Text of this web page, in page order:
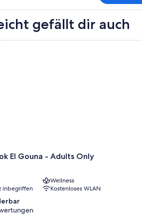
gefällt dir auch
El Gouna - Adults Only
Wellness
inbegriffen
Kostenloses WLAN
El Gouna - Adults Only